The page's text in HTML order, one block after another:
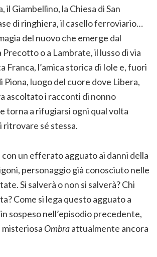
il Giambellino, la Chiesa di San
di ringhiera, il casello ferroviario…
del nuovo che emerge dal
Precotto o a Lambrate, il lusso di via
Franca, l’amica storica di Iole e, fuori
Piona, luogo del cuore dove Libera,
ascoltato i racconti di nonno
torna a rifugiarsi ogni qual volta
ritrovare sé stessa.
con un efferato agguato ai danni della
personaggio già conosciuto nelle
Si salverà o non si salverà? Chi
Come si lega questo agguato a
sospeso nell’episodio precedente,
Ombraattualmente ancora